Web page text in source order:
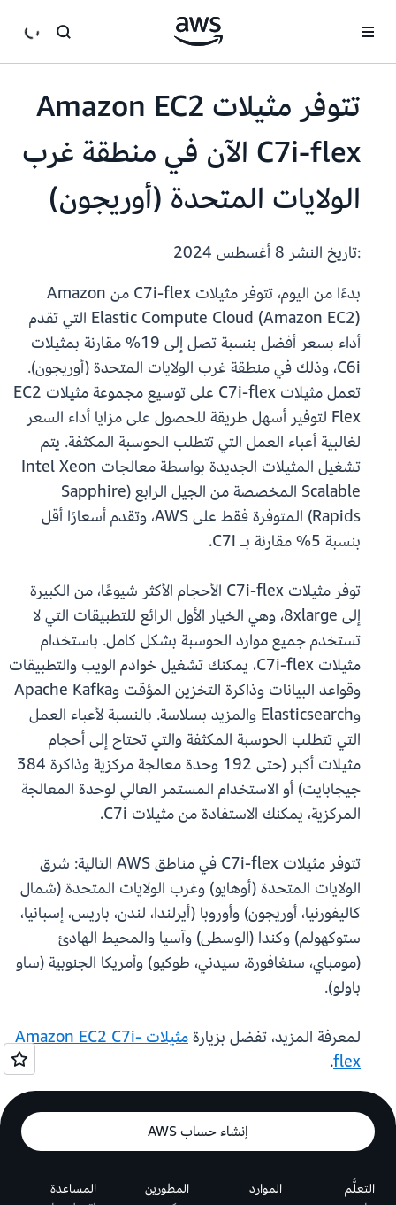
تتوفر مثيلات Amazon EC2
C7i-flex الآن في منطقة غرب
الولايات المتحدة (أوريجون)
:تاريخ النشر
بدءًا من اليوم، تتوفر مثيلات C7i-flex من Amazon
Elastic Compute Cloud (Amazon EC2) التي تقدم
أداء بسعر أفضل بنسبة تصل إلى 19% مقارنة بمثيلات
C6i، وذلك في منطقة غرب الولايات المتحدة (أوريجون).
تعمل مثيلات C7i-flex على توسيع مجموعة مثيلات EC2
Flex لتوفير أسهل طريقة للحصول على مزايا أداء السعر
لغالبية أعباء العمل التي تتطلب الحوسبة المكثفة. يتم
تشغيل المثيلات الجديدة بواسطة معالجات Intel Xeon
Scalable المخصصة من الجيل الرابع (Sapphire
Rapids) المتوفرة فقط على AWS، وتقدم أسعارًا أقل
بنسبة 5% مقارنة بـ C7i.
توفر مثيلات C7i-flex الأحجام الأكثر شيوعًا، من الكبيرة
إلى 8xlarge، وهي الخيار الأول الرائع للتطبيقات التي لا
تستخدم جميع موارد الحوسبة بشكل كامل. باستخدام
مثيلات C7i-flex، يمكنك تشغيل خوادم الويب والتطبيقات
وقواعد البيانات وذاكرة التخزين المؤقت وApache Kafka
وElasticsearch والمزيد بسلاسة. بالنسبة لأعباء العمل
التي تتطلب الحوسبة المكثفة والتي تحتاج إلى أحجام
مثيلات أكبر (حتى 192 وحدة معالجة مركزية وذاكرة 384
جيجابايت) أو الاستخدام المستمر العالي لوحدة المعالجة
المركزية، يمكنك الاستفادة من مثيلات C7i.
تتوفر مثيلات C7i-flex في مناطق AWS التالية: شرق
الولايات المتحدة (أوهايو) وغرب الولايات المتحدة (شمال
كاليفورنيا، أوريجون) وأوروبا (أيرلندا، لندن، باريس، إسبانيا،
ستوكهولم) وكندا (الوسطى) وآسيا والمحيط الهادئ
(مومباي، سنغافورة، سيدني، طوكيو) وأمريكا الجنوبية (ساو
باولو).
لمعرفة المزيد، تفضل بزيارة
مثيلات Amazon EC2 C7i-
flex
.
إنشاء حساب AWS
التعلُّم الموارد المطورين المساعدة